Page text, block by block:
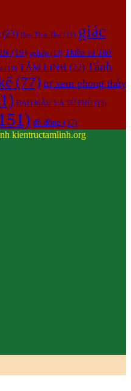
(23) Duy Thức Học (11) giác
(19) nghiệp (13) Thiền và Thở
(10) TÂM LINH (22) Tánh
(77) tự xem phong thủy
ĐẠO MẪU VÀ TỨ PHỦ (13)
đồ đồng (17)
kientructamlinh.org